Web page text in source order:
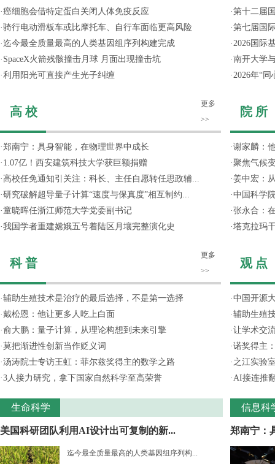
·癌细胞会借特定蛋白关闭人体免疫反应
·骑行电动滑板车或比摩托车、自行车面临更高风险
·迄今最全质量最高的人类基因组序列构建完成
· SpaceX火箭残骸撞击月球 月面出现撞击坑
·利用阳光可直接产生光子纠缠
高 校
更多
>>
·郑南宁：具身智能，在物理世界中成长
· 1.07亿！西安建筑科技大学获巨额捐赠
· 高校任免通知引关注：科长、主任自愿转任思政辅...
·研究破解超导量子计算“速度与保真度”相互制约...
·童晓晖任浙江师范大学党委副书记
·我国学者重建嫦娥五号着陆区月壤完整演化史
科 普
更多
>>
·辅助生殖技术是治疗的最后选择，不是第一选择
·戴松恩：他让更多人吃上白面
·俞大鹏：量子计算，从理论构想到未来引擎
·莫把渐进性创新当作贬义词
·汤涛院士专访王虹：菲尔兹奖得主的数学之路
·3人接力研究，拿下国家自然科学至高荣誉
生命科学
美国科研团队利用AI设计出可复制的新...
迄今最全质量最高的人类基因组序列构...
·第十二届
·第七届国
·2026国际
·南开大学
·2026年“
院 所
·谢家麟：
·聚焦气候
·姜中宏：
·中国科学
·张永合：
·塔克拉玛
观 点
·中国开源
·辅助生殖
·让学术交
·诺奖得主
· 之江实验
·AI接连推
信息科
郑南宁：